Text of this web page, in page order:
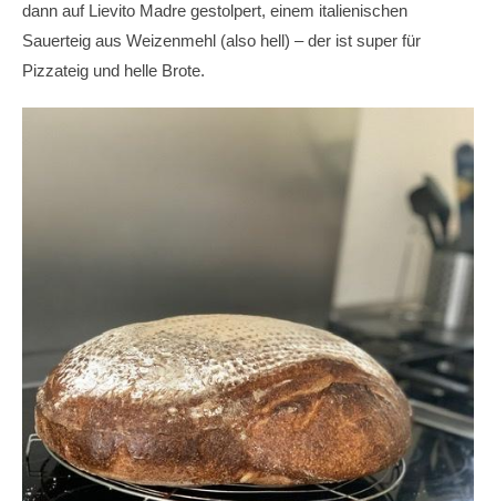
dann auf Lievito Madre gestolpert, einem italienischen
Sauerteig aus Weizenmehl (also hell) – der ist super für
Pizzateig und helle Brote.